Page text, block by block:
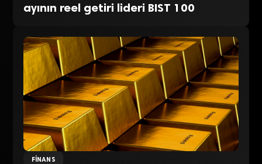
ayının reel getiri lideri BIST 100
FINANS